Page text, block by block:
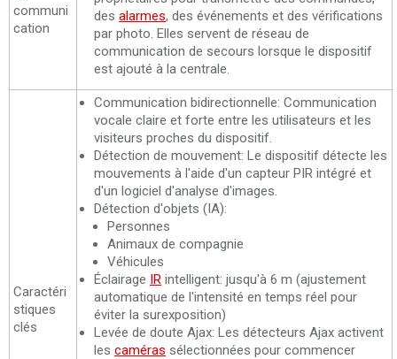
communi
cation
des alarmes, des événements et des vérifications
par photo. Elles servent de réseau de
communication de secours lorsque le dispositif
est ajouté à la centrale.
Caractéri
stiques
clés
Communication bidirectionnelle: Communication
vocale claire et forte entre les utilisateurs et les
visiteurs proches du dispositif.
Détection de mouvement: Le dispositif détecte les
mouvements à l'aide d'un capteur PIR intégré et
d'un logiciel d'analyse d'images.
Détection d'objets (IA):
Personnes
Animaux de compagnie
Véhicules
Éclairage IR intelligent: jusqu'à 6 m (ajustement
automatique de l'intensité en temps réel pour
éviter la surexposition)
Levée de doute Ajax: Les détecteurs Ajax activent
les caméras sélectionnées pour commencer